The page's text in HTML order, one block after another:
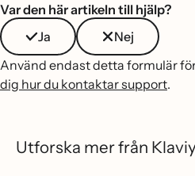
Var den här artikeln till hjälp?
Ja
Nej
Använd endast detta formulär
dig hur du kontaktar support.
Utforska mer från